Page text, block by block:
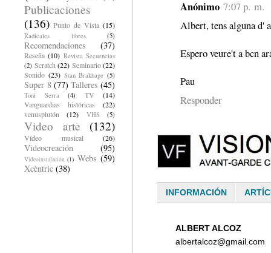
Anónimo 7:07 p. m.
Albert, tens alguna d'
Espero veure't a bcn
Pau
Responder
Publicaciones
(136) Punto de Vista (15)
Radicales libres (5)
Recomendaciones (37)
Reseña (10) Revista Secuencias
(2) Scratch (22) Seminario (22)
Sonido (23) Stan Brakhage (5)
Super 8 (77) Talleres (45)
Toni Serra (4) TV
(14)
Vanguardias históricas
(22)
venusplutón
(12) VHS (5)
Video arte (132)
Vídeo musical (26)
Videocreación (95)
Videoinstalación (1) Webs (59)
Xcèntric (38)